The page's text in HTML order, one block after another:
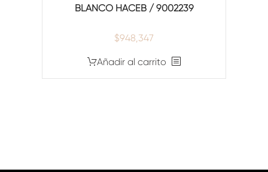
BLANCO HACEB / 9002239
$948,347
Añadir al carrito